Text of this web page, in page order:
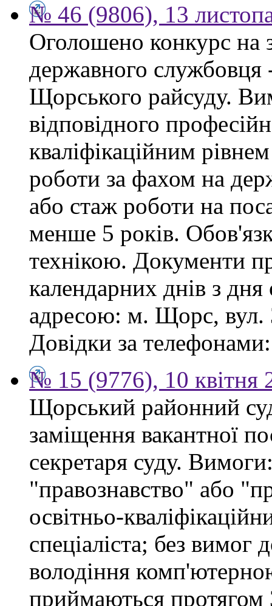
№ 46 (9806), 13
Оголошено конкурс на
державного службовця
Щорського райсуду.
відповідного
кваліфікаційним
роботи за фахом на
або стаж роботи на
менше 5 років.
технікою. Документи
календарних днів з
адресою: м. Щорс, вул.
Довідки за
№ 15 (9776), 10 квітня
Щорський районний
заміщення вакантної
секретаря суду.
"правознавство" або
освітньо-
спеціаліста; без
володіння
приймаються протягом